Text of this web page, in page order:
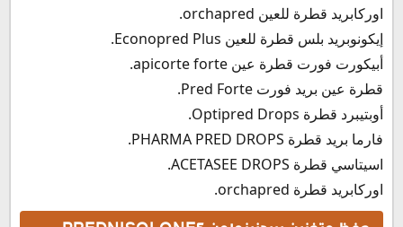
اوركابريد قطرة للعين orchapred.
إيكونوبريد بلس قطرة للعين Econopred Plus.
أبيكورت فورت قطرة عين apicorte forte.
قطرة عين بريد فورت Pred Forte.
أوبتيبرد قطرة Optipred Drops.
فارما بريد قطرة PHARMA PRED DROPS.
اسيتاسي قطرة ACETASEE DROPS.
اوركابريد قطرة orchapred.